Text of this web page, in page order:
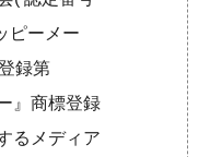
ピーメー
録第
』商標登録
るメディア